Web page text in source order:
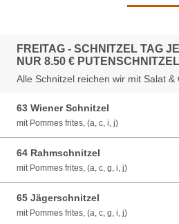
FREITAG - SCHNITZEL TAG
NUR 8.50 € PUTENSCHNITZEL
Alle Schnitzel reichen wir mit Salat &
63 Wiener Schnitzel
mit Pommes frites, (a, c, i, j)
64 Rahmschnitzel
mit Pommes frites, (a, c, g, i, j)
65 Jägerschnitzel
mit Pommes frites, (a, c, g, i, j)